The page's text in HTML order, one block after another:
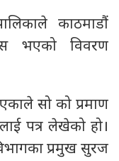
काठमाडौं
भएको विवरण
सो को प्रमाण
पत्र लेखेको हो।
प्रमुख सुरज